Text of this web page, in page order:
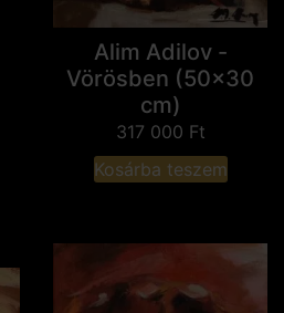
Alim Adilov -
Vörösben (50x30
cm)
317 000 Ft
Kosárba teszem